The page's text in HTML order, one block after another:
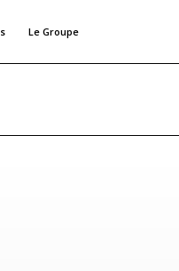
Le Groupe